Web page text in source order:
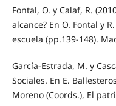
Fontal, O. y Calaf, R.
alcance? En O. Fontal y
escuela (pp.139-148).
García-Estrada, M. y
Sociales. En E.
Moreno (Coords.), El